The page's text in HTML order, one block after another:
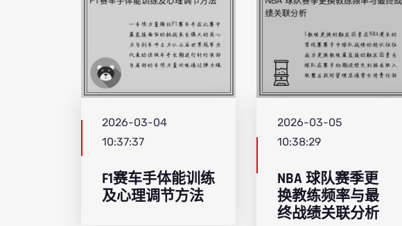
2026-03-04
10:37:37
F1赛车手体能训练
及心理调节方法
2026-03-05
10:38:29
NBA 球队赛季更
换教练频率与最
终战绩关联分析